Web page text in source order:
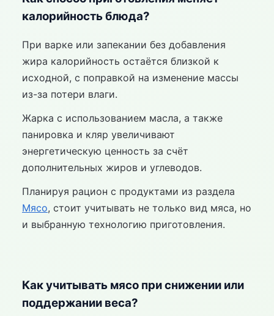
калорийность блюда?
При варке или запекании без добавления
жира калорийность остаётся близкой к
исходной, с поправкой на изменение массы
из-за потери влаги.
Жарка с использованием масла, а также
панировка и кляр увеличивают
энергетическую ценность за счёт
дополнительных жиров и углеводов.
Планируя рацион с продуктами из раздела
Мясо, стоит учитывать не только вид мяса, но
и выбранную технологию приготовления.
Как учитывать мясо при снижении или
поддержании веса?